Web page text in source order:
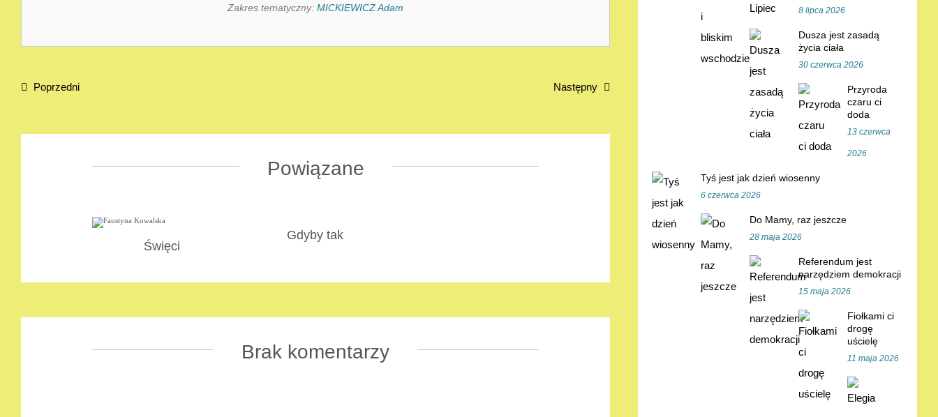
Zakres tematyczny: MICKIEWICZ Adam
Następny
Poprzedni
Powiązane
Święci
Gdyby tak
Brak komentarzy
8 lipca 2026
Dusza jest zasadą
życia ciała
30 czerwca 2026
Przyroda
czaru ci
doda
13 czerwca
2026
Tyś jest jak dzień wiosenny
6 czerwca 2026
Do Mamy, raz jeszcze
28 maja 2026
Referendum jest
narzędziem demokracji
15 maja 2026
Fiołkami ci
drogę
uścielę
11 maja 2026